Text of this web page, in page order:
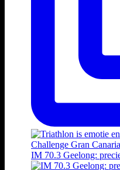
IM 70.3 Geelong: